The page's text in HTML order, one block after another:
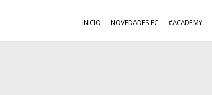
INICIO NOVEDADES FC #ACADEMY